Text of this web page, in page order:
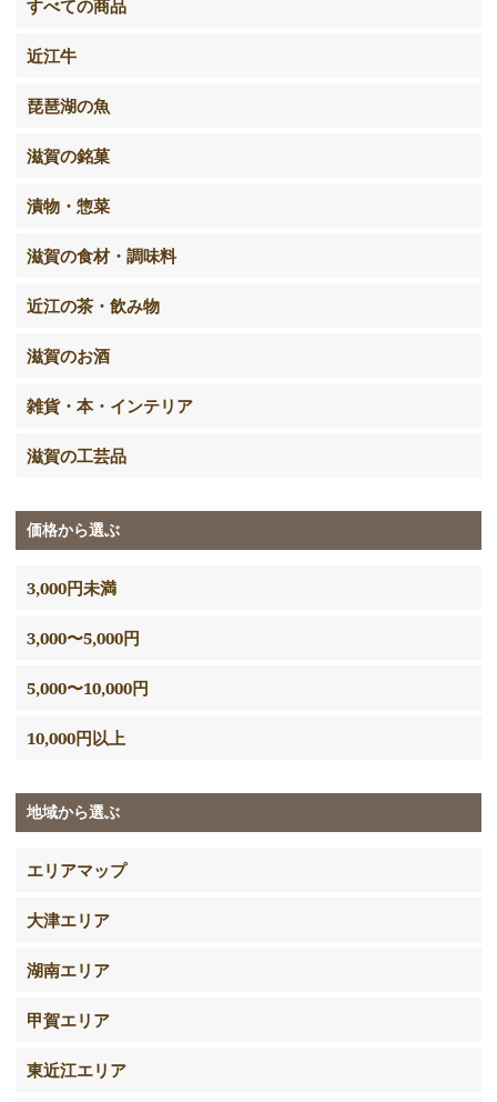
すべての商品
近江牛
琵琶湖の魚
滋賀の銘菓
漬物・惣菜
滋賀の食材・調味料
近江の茶・飲み物
滋賀のお酒
雑貨・本・インテリア
滋賀の工芸品
価格から選ぶ
3,000円未満
3,000〜5,000円
5,000〜10,000円
10,000円以上
地域から選ぶ
エリアマップ
大津エリア
湖南エリア
甲賀エリア
東近江エリア